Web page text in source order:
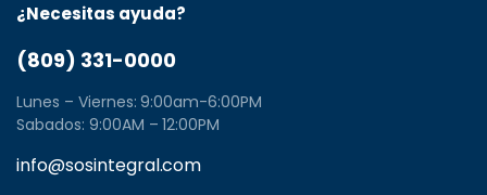
¿Necesitas ayuda?
(809) 331-0000
Lunes – Viernes: 9:00am-6:00PM
Sabados: 9:00AM – 12:00PM
info@sosintegral.com